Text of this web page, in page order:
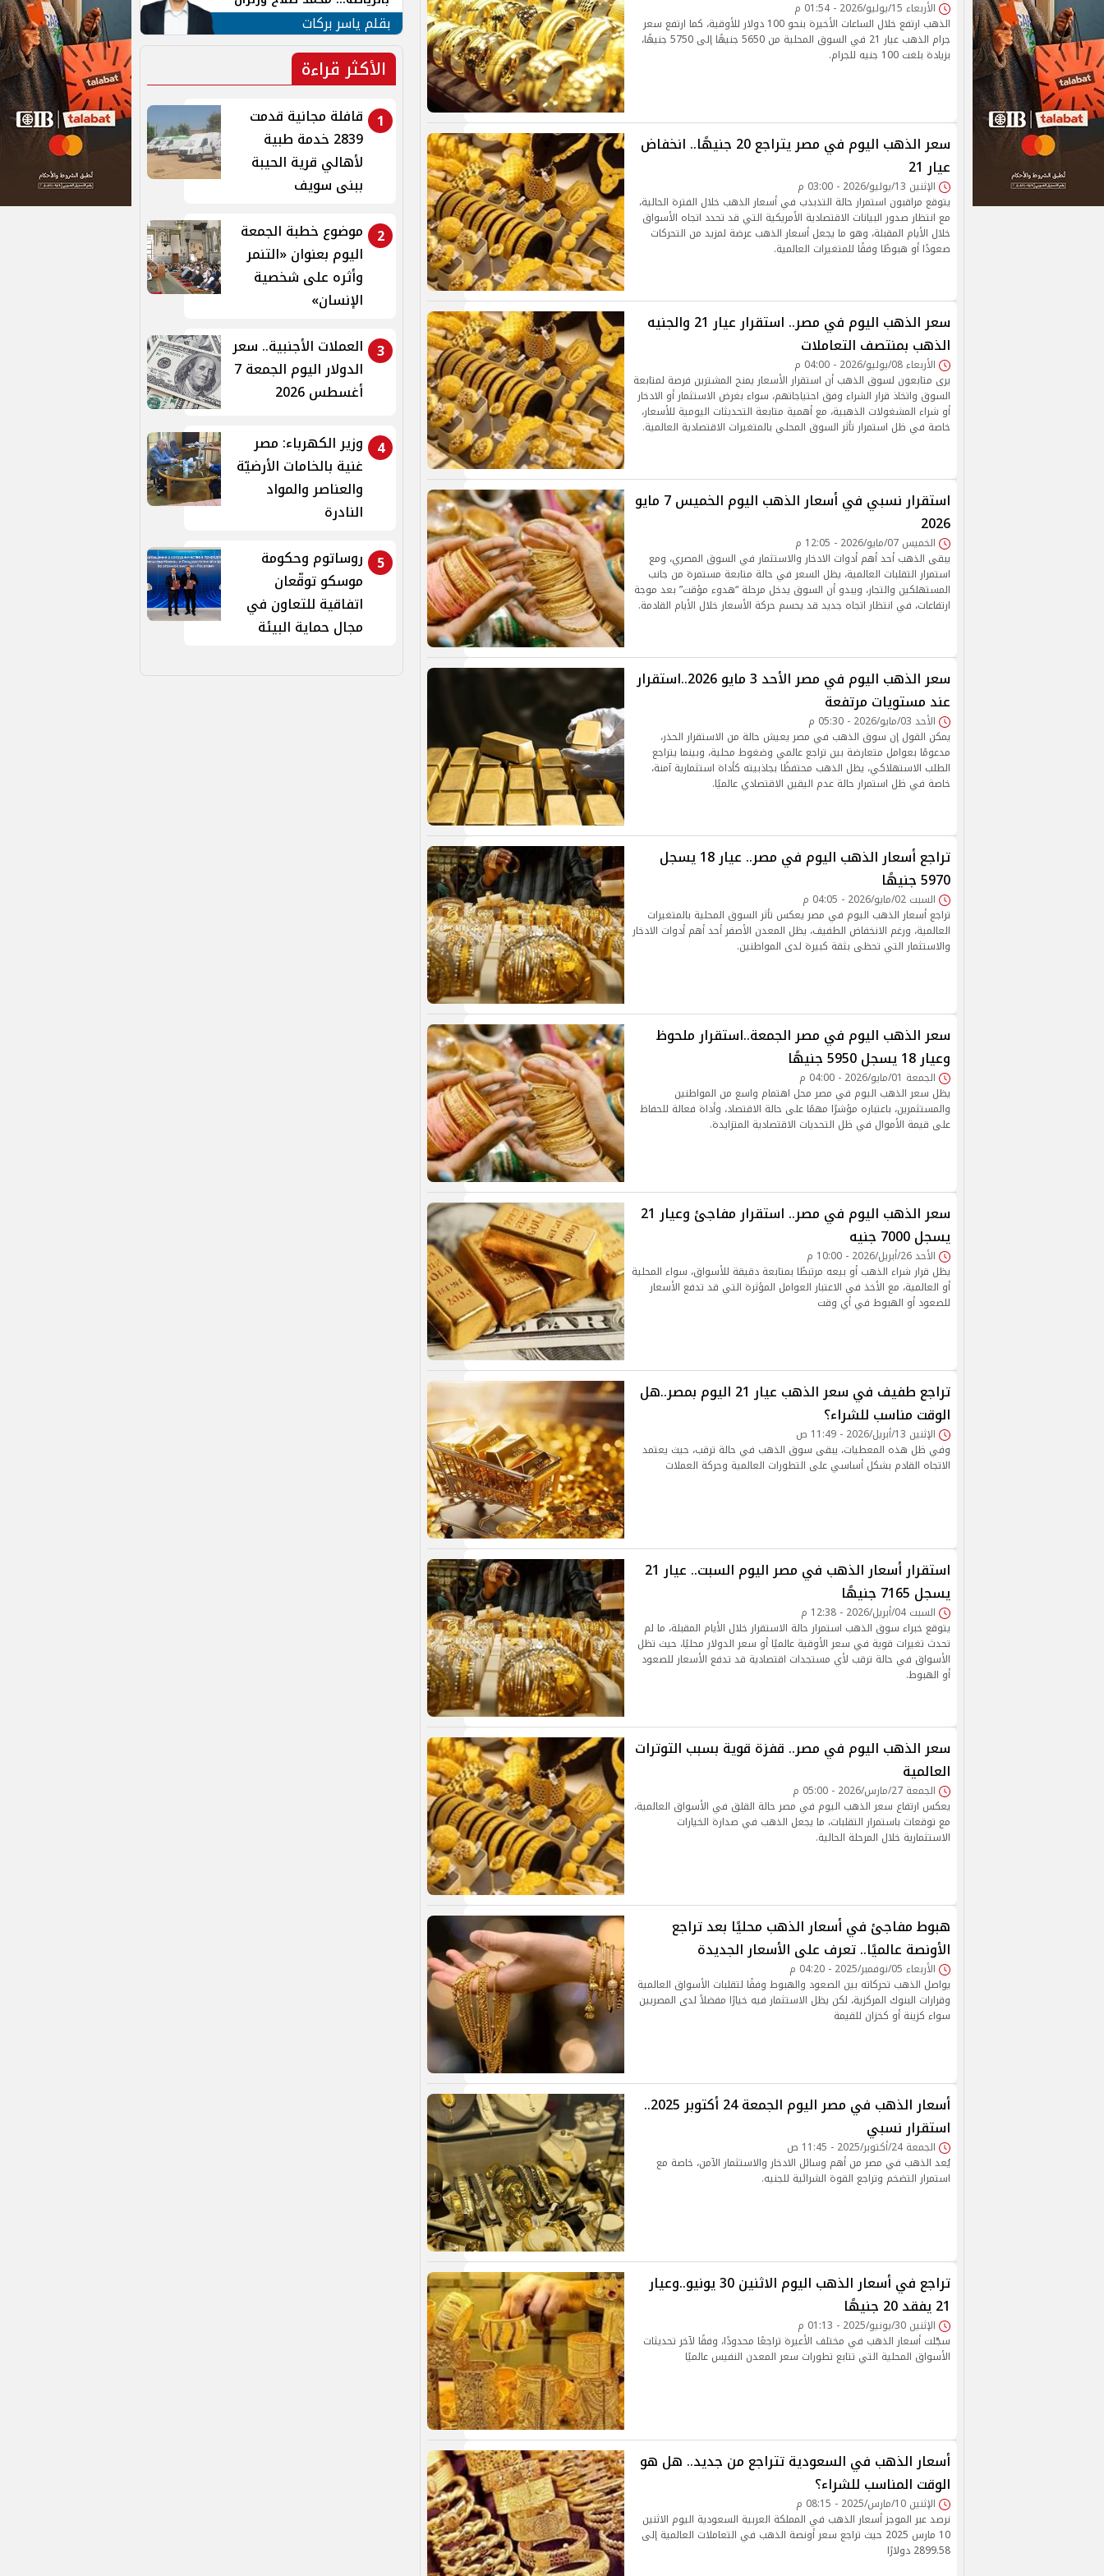
الأربعاء 15/يوليو/2026 - 01:54 م
الذهب ارتفع خلال الساعات الأخيرة بنحو 100 دولار للأوقية، كما ارتفع سعر
جرام الذهب عيار 21 في السوق المحلية من 5650 جنيهًا إلى 5750 جنيهًا،
بزيادة بلغت 100 جنيه للجرام.
سعر الذهب اليوم في مصر يتراجع 20 جنيهًا.. انخفاض
عيار 21
الإثنين 13/يوليو/2026 - 03:00 م
يتوقع مراقبون استمرار حالة التذبذب في أسعار الذهب خلال الفترة الحالية،
مع انتظار صدور البيانات الاقتصادية الأمريكية التي قد تحدد اتجاه الأسواق
خلال الأيام المقبلة، وهو ما يجعل أسعار الذهب عرضة لمزيد من التحركات
صعودًا أو هبوطًا وفقًا للمتغيرات العالمية.
سعر الذهب اليوم في مصر.. استقرار عيار 21 والجنيه
الذهب بمنتصف التعاملات
الأربعاء 08/يوليو/2026 - 04:00 م
يرى متابعون لسوق الذهب أن استقرار الأسعار يمنح المشترين فرصة لمتابعة
السوق واتخاذ قرار الشراء وفق احتياجاتهم، سواء بغرض الاستثمار أو الادخار
أو شراء المشغولات الذهبية، مع أهمية متابعة التحديثات اليومية للأسعار،
خاصة في ظل استمرار تأثر السوق المحلي بالمتغيرات الاقتصادية العالمية.
استقرار نسبي في أسعار الذهب اليوم الخميس 7 مايو
2026
الخميس 07/مايو/2026 - 12:05 م
يبقى الذهب أحد أهم أدوات الادخار والاستثمار في السوق المصري، ومع
استمرار التقلبات العالمية، يظل السعر في حالة متابعة مستمرة من جانب
المستهلكين والتجار، ويبدو أن السوق يدخل مرحلة “هدوء مؤقت” بعد موجة
ارتفاعات، في انتظار اتجاه جديد قد يحسم حركة الأسعار خلال الأيام القادمة.
سعر الذهب اليوم في مصر الأحد 3 مايو 2026..استقرار
عند مستويات مرتفعة
الأحد 03/مايو/2026 - 05:30 م
يمكن القول إن سوق الذهب في مصر يعيش حالة من الاستقرار الحذر،
مدعومًا بعوامل متعارضة بين تراجع عالمي وضغوط محلية، وبينما يتراجع
الطلب الاستهلاكي، يظل الذهب محتفظًا بجاذبيته كأداة استثمارية آمنة،
خاصة في ظل استمرار حالة عدم اليقين الاقتصادي عالميًا.
تراجع أسعار الذهب اليوم في مصر.. عيار 18 يسجل
5970 جنيهًا
السبت 02/مايو/2026 - 04:05 م
تراجع أسعار الذهب اليوم في مصر يعكس تأثر السوق المحلية بالمتغيرات
العالمية، ورغم الانخفاض الطفيف، يظل المعدن الأصفر أحد أهم أدوات الادخار
والاستثمار التي تحظى بثقة كبيرة لدى المواطنين.
سعر الذهب اليوم في مصر الجمعة..استقرار ملحوظ
وعيار 18 يسجل 5950 جنيهًا
الجمعة 01/مايو/2026 - 04:00 م
يظل سعر الذهب اليوم في مصر محل اهتمام واسع من المواطنين
والمستثمرين، باعتباره مؤشرًا مهمًا على حالة الاقتصاد، وأداة فعالة للحفاظ
على قيمة الأموال في ظل التحديات الاقتصادية المتزايدة.
سعر الذهب اليوم في مصر.. استقرار مفاجئ وعيار 21
يسجل 7000 جنيه
الأحد 26/أبريل/2026 - 10:00 م
يظل قرار شراء الذهب أو بيعه مرتبطًا بمتابعة دقيقة للأسواق، سواء المحلية
أو العالمية، مع الأخذ في الاعتبار العوامل المؤثرة التي قد تدفع الأسعار
للصعود أو الهبوط في أي وقت
تراجع طفيف في سعر الذهب عيار 21 اليوم بمصر..هل
الوقت مناسب للشراء؟
الإثنين 13/أبريل/2026 - 11:49 ص
وفي ظل هذه المعطيات، يبقى سوق الذهب في حالة ترقب، حيث يعتمد
الاتجاه القادم بشكل أساسي على التطورات العالمية وحركة العملات
استقرار أسعار الذهب في مصر اليوم السبت.. عيار 21
يسجل 7165 جنيهًا
السبت 04/أبريل/2026 - 12:38 م
يتوقع خبراء سوق الذهب استمرار حالة الاستقرار خلال الأيام المقبلة، ما لم
تحدث تغيرات قوية في سعر الأوقية عالميًا أو سعر الدولار محليًا، حيث تظل
الأسواق في حالة ترقب لأي مستجدات اقتصادية قد تدفع الأسعار للصعود
أو الهبوط.
سعر الذهب اليوم في مصر.. قفزة قوية بسبب التوترات
العالمية
الجمعة 27/مارس/2026 - 05:00 م
يعكس ارتفاع سعر الذهب اليوم في مصر حالة القلق في الأسواق العالمية،
مع توقعات باستمرار التقلبات، ما يجعل الذهب في صدارة الخيارات
الاستثمارية خلال المرحلة الحالية.
هبوط مفاجئ في أسعار الذهب محليًا بعد تراجع
الأونصة عالميًا.. تعرف على الأسعار الجديدة
الأربعاء 05/نوفمبر/2025 - 04:20 م
يواصل الذهب تحركاته بين الصعود والهبوط وفقًا لتقلبات الأسواق العالمية
وقرارات البنوك المركزية، لكن يظل الاستثمار فيه خيارًا مفضلاً لدى المصريين
سواء كزينة أو كخزان للقيمة
أسعار الذهب في مصر اليوم الجمعة 24 أكتوبر 2025..
استقرار نسبي
الجمعة 24/أكتوبر/2025 - 11:45 ص
يُعد الذهب في مصر من أهم وسائل الادخار والاستثمار الآمن، خاصة مع
استمرار التضخم وتراجع القوة الشرائية للجنيه.
تراجع في أسعار الذهب اليوم الاثنين 30 يونيو..وعيار
21 يفقد 20 جنيهًا
الإثنين 30/يونيو/2025 - 01:13 م
سجّلت أسعار الذهب في مختلف الأعيرة تراجعًا محدودًا، وفقًا لآخر تحديثات
الأسواق المحلية التي تتابع تطورات سعر المعدن النفيس عالميًا
أسعار الذهب في السعودية تتراجع من جديد.. هل هو
الوقت المناسب للشراء؟
الإثنين 10/مارس/2025 - 08:15 م
نرصد عبر الموجز أسعار الذهب في المملكة العربية السعودية اليوم الاثنين
10 مارس 2025 حيث تراجع سعر أونصة الذهب في التعاملات العالمية إلى
2899.58 دولارًا
الهوية في الشارع التركي
بقلم ياسر بركات
الأكثر قراءة
1
قافلة مجانية قدمت
2839 خدمة طبية
لأهالي قرية الحيبة
ببنى سويف
2
موضوع خطبة الجمعة
اليوم بعنوان «التنمر
وأثره على شخصية
الإنسان»
3 العملات الأجنبية.. سعر
الدولار اليوم الجمعة 7
أغسطس 2026
4
وزير الكهرباء: مصر
غنية بالخامات الأرضيّة
والعناصر والمواد
النادرة
5
روساتوم وحكومة
موسكو توقّعان
اتفاقية للتعاون في
مجال حماية البيئة